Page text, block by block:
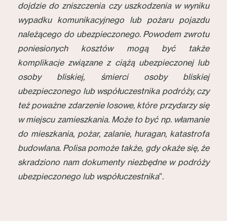
dojdzie do zniszczenia czy uszkodzenia w wyniku
wypadku komunikacyjnego lub pożaru pojazdu
należącego do ubezpieczonego. Powodem zwrotu
poniesionych kosztów mogą być także
komplikacje związane z ciążą ubezpieczonej lub
osoby bliskiej, śmierci osoby bliskiej
ubezpieczonego lub współuczestnika podróży, czy
też poważne zdarzenie losowe, które przydarzy się
w miejscu zamieszkania. Może to być np. włamanie
do mieszkania, pożar, zalanie, huragan, katastrofa
budowlana. Polisa pomoże także, gdy okaże się, że
skradziono nam dokumenty niezbędne w podróży
ubezpieczonego lub współuczestnika”.